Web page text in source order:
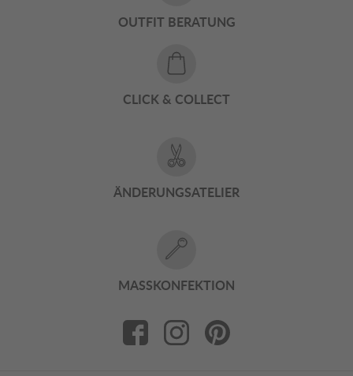
OUTFIT BERATUNG
CLICK & COLLECT
ÄNDERUNGSATELIER
MASSKONFEKTION